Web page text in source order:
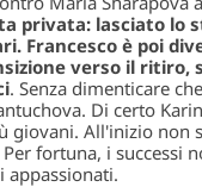
privata: lasciato lo
Francesco è poi
verso il ritiro,
. Senza dimenticare
Di certo
giovani. All'inizio non
fortuna, i successi
appassionati.